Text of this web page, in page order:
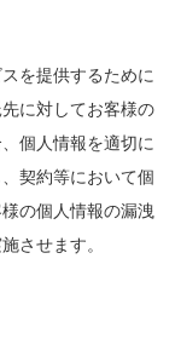
を提供するために
に対してお客様の
個人情報を適切に
契約等において個
の個人情報の漏洩
させます。